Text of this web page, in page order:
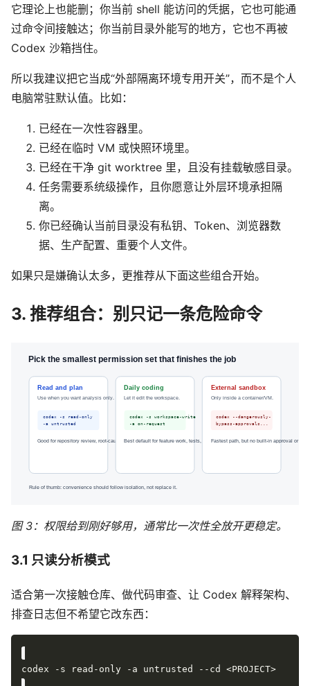
它理论上也能删；你当前 shell 能访问的凭据，它也可能通
过命令间接触达；你当前目录外能写的地方，它也不再被
Codex 沙箱挡住。
所以我建议把它当成“外部隔离环境专用开关”，而不是个人
电脑常驻默认值。比如：
已经在一次性容器里。
已经在临时 VM 或快照环境里。
已经在干净 git worktree 里，且没有挂载敏感目录。
任务需要系统级操作，且你愿意让外层环境承担隔
离。
你已经确认当前目录没有私钥、Token、浏览器数
据、生产配置、重要个人文件。
如果只是嫌确认太多，更推荐从下面这些组合开始。
3. 推荐组合：别只记一条危险命令
图 3：权限给到刚好够用，通常比一次性全放开更稳定。
3.1 只读分析模式
适合第一次接触仓库、做代码审查、让 Codex 解释架构、
排查日志但不希望它改东西：